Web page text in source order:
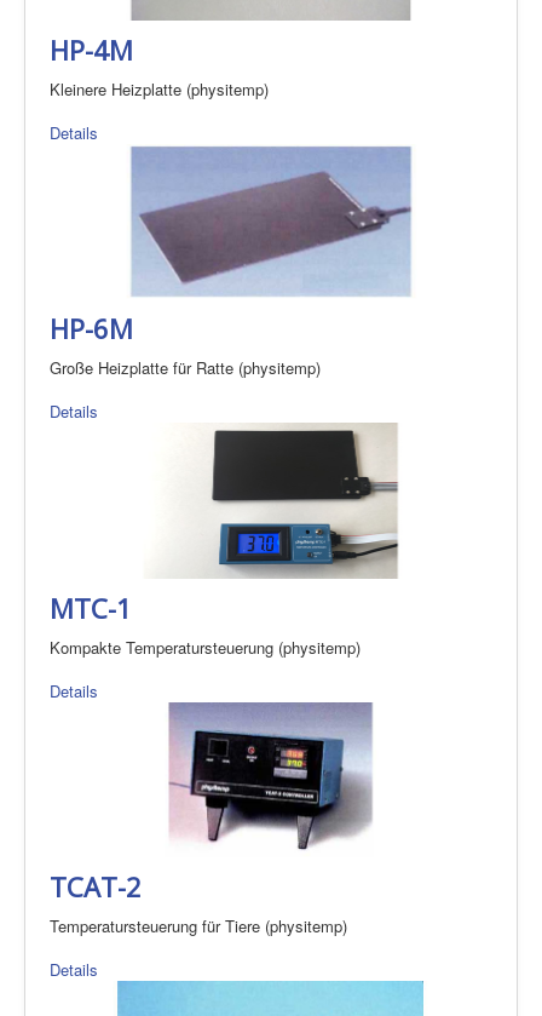
HP-4M
Kleinere Heizplatte (physitemp)
Details
HP-6M
Große Heizplatte für Ratte (physitemp)
Details
MTC-1
Kompakte Temperatursteuerung (physitemp)
Details
TCAT-2
Temperatursteuerung für Tiere (physitemp)
Details